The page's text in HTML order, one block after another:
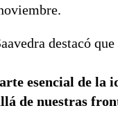
destacó
esencial de la
de nuestras